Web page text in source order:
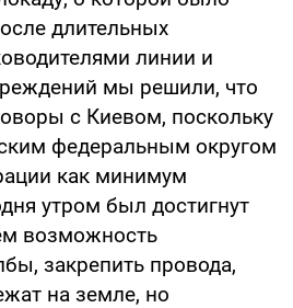
длительных
линии и
мы решили, что
с Киевом, поскольку
федеральным округом
как минимум
утром был достигнут
возможность
закрепить провода,
на земле, но